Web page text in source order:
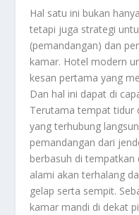
Hal satu ini bukan
tetapi juga strategi
(pemandangan) dan
kamar. Hotel modern
kesan pertama yang
Dan hal ini dapat di
Terutama tempat tidur
yang terhubung
pemandangan dari
berbasuh di tempatkan
alami akan terhalang
gelap serta sempit.
kamar mandi di dekat